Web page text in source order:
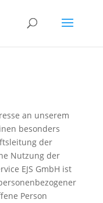
an unserem
besonders
der
Nutzung der
EJS GmbH ist
Person